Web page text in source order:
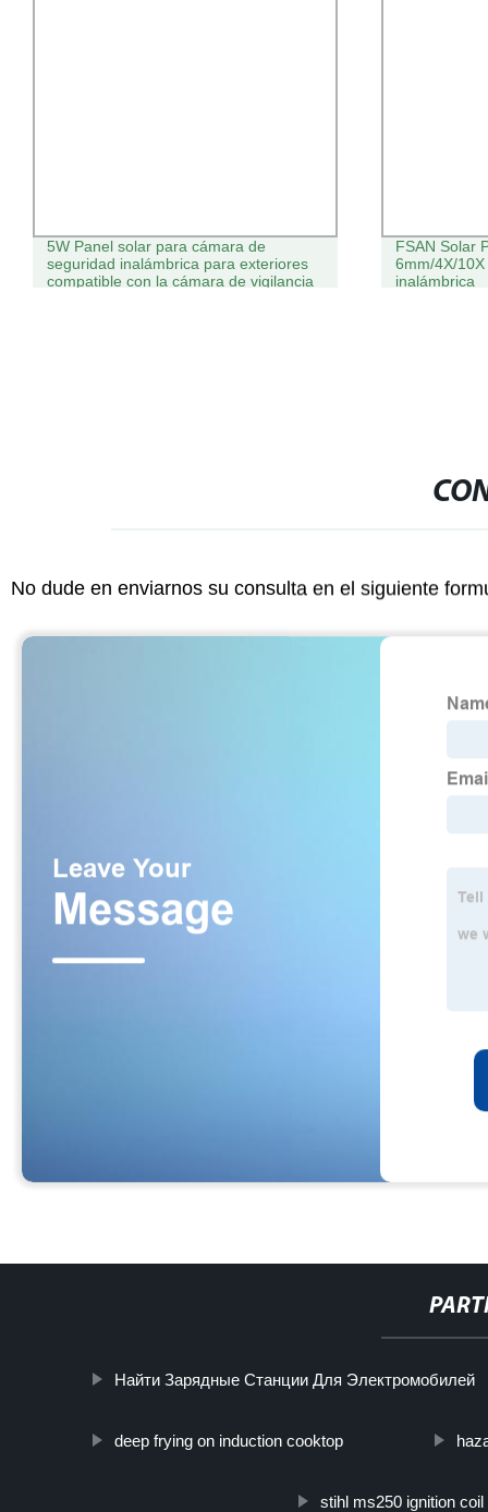
5W Panel solar para cámara de
seguridad inalámbrica para exteriores
compatible con la cámara de vigilancia
FSAN Solar
6mm/4X/
inalámbrica
No dude en enviarnos su consulta en el siguiente
Найти Зарядные Станции Для Электромобилей
deep frying on induction cooktop
stihl ms250 ignition coil